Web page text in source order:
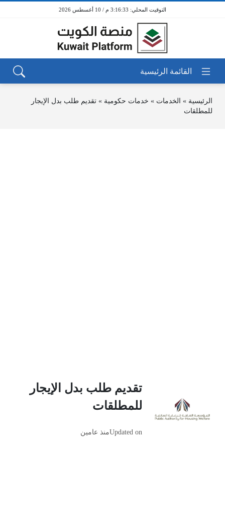
3:16:33 م / 10 أغسطس 2026
الرئيسية » الخدمات » خدمات حكومية » تقديم طلب بدل الإيجار
للمطلقات
تقديم طلب بدل الإيجار
للمطلقات
Updated onمنذ عامين